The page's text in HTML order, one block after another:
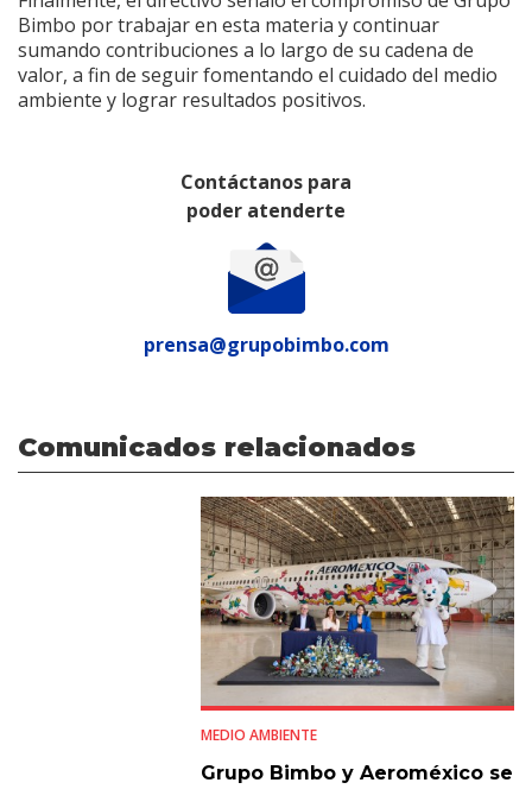
Bimbo por trabajar en esta materia y continuar
sumando contribuciones a lo largo de su cadena de
valor, a fin de seguir fomentando el cuidado del medio
ambiente y lograr resultados positivos.
Contáctanos para
poder atenderte
prensa@grupobimbo.com
Comunicados relacionados
MEDIO AMBIENTE
Grupo Bimbo y Aeroméxico se